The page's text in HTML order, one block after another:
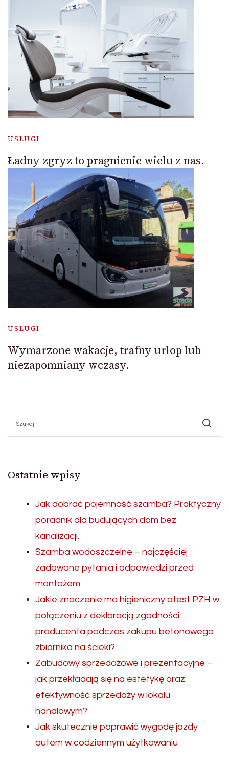
USŁUGI
Ładny zgryz to pragnienie wielu z nas.
USŁUGI
Wymarzone wakacje, trafny urlop lub
niezapomniany wczasy.
Ostatnie wpisy
Jak dobrać pojemność szamba? Praktyczny
poradnik dla budujących dom bez
kanalizacji.
Szamba wodoszczelne – najczęściej
zadawane pytania i odpowiedzi przed
montażem
Jakie znaczenie ma higieniczny atest PZH w
połączeniu z deklaracją zgodności
producenta podczas zakupu betonowego
zbiornika na ścieki?
Zabudowy sprzedażowe i prezentacyjne –
jak przekładają się na estetykę oraz
efektywność sprzedaży w lokalu
handlowym?
Jak skutecznie poprawić wygodę jazdy
autem w codziennym użytkowaniu